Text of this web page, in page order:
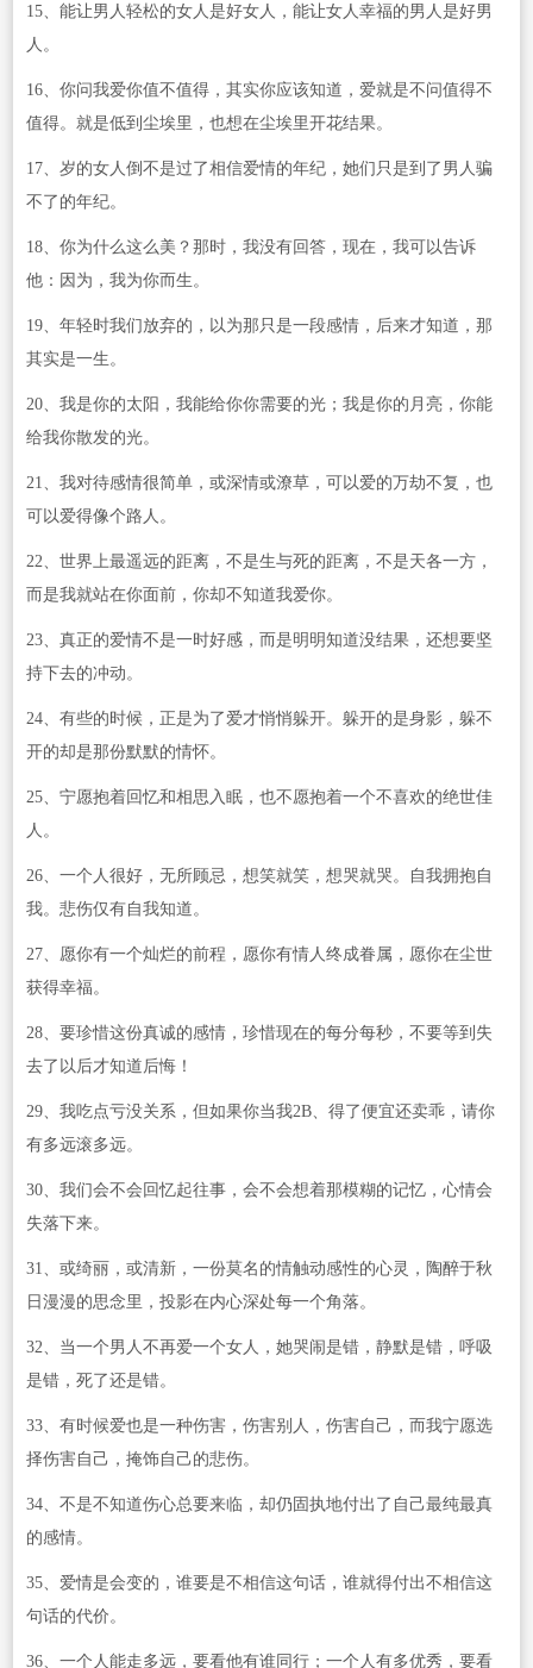
15、能让男人轻松的女人是好女人，能让女人幸福的男人是好男
人。
16、你问我爱你值不值得，其实你应该知道，爱就是不问值得不
值得。就是低到尘埃里，也想在尘埃里开花结果。
17、岁的女人倒不是过了相信爱情的年纪，她们只是到了男人骗
不了的年纪。
18、你为什么这么美？那时，我没有回答，现在，我可以告诉
他：因为，我为你而生。
19、年轻时我们放弃的，以为那只是一段感情，后来才知道，那
其实是一生。
20、我是你的太阳，我能给你你需要的光；我是你的月亮，你能
给我你散发的光。
21、我对待感情很简单，或深情或潦草，可以爱的万劫不复，也
可以爱得像个路人。
22、世界上最遥远的距离，不是生与死的距离，不是天各一方，
而是我就站在你面前，你却不知道我爱你。
23、真正的爱情不是一时好感，而是明明知道没结果，还想要坚
持下去的冲动。
24、有些的时候，正是为了爱才悄悄躲开。躲开的是身影，躲不
开的却是那份默默的情怀。
25、宁愿抱着回忆和相思入眠，也不愿抱着一个不喜欢的绝世佳
人。
26、一个人很好，无所顾忌，想笑就笑，想哭就哭。自我拥抱自
我。悲伤仅有自我知道。
27、愿你有一个灿烂的前程，愿你有情人终成眷属，愿你在尘世
获得幸福。
28、要珍惜这份真诚的感情，珍惜现在的每分每秒，不要等到失
去了以后才知道后悔！
29、我吃点亏没关系，但如果你当我2B、得了便宜还卖乖，请你
有多远滚多远。
30、我们会不会回忆起往事，会不会想着那模糊的记忆，心情会
失落下来。
31、或绮丽，或清新，一份莫名的情触动感性的心灵，陶醉于秋
日漫漫的思念里，投影在内心深处每一个角落。
32、当一个男人不再爱一个女人，她哭闹是错，静默是错，呼吸
是错，死了还是错。
33、有时候爱也是一种伤害，伤害别人，伤害自己，而我宁愿选
择伤害自己，掩饰自己的悲伤。
34、不是不知道伤心总要来临，却仍固执地付出了自己最纯最真
的感情。
35、爱情是会变的，谁要是不相信这句话，谁就得付出不相信这
句话的代价。
36、一个人能走多远，要看他有谁同行；一个人有多优秀，要看